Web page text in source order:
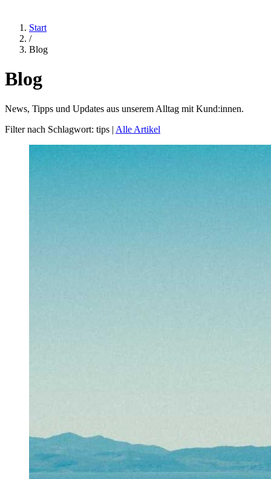
Start
/
Blog
Blog
News, Tipps und Updates aus unserem Alltag mit Kund:innen.
Filter nach Schlagwort: tips | Alle Artikel